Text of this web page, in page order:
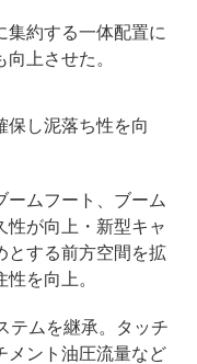
集約する一体配置に
上させた。
保し泥落ち性を向
ームフート、ブーム
性が向上・新型キャ
とする前方空間を拡
を向上。
テムを継承。タッチ
メント油圧流量など